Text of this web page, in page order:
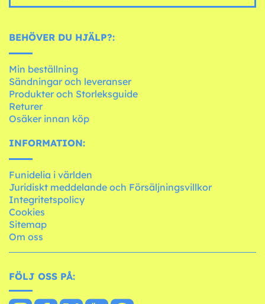
BEHÖVER DU HJÄLP?:
Min beställning
Sändningar och leveranser
Produkter och Storleksguide
Returer
Osäker innan köp
INFORMATION:
Funidelia i världen
Juridiskt meddelande och Försäljningsvillkor
Integritetspolicy
Cookies
Sitemap
Om oss
FÖLJ OSS PÅ: